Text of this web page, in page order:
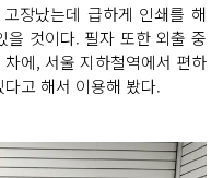
장났는데 급하게 인쇄를 해
을 것이다. 필자 또한 외출 중
에, 서울 지하철역에서 편하
다고 해서 이용해 봤다.